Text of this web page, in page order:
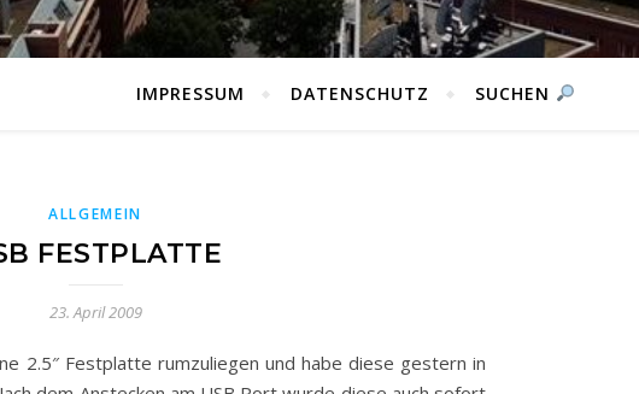
IMPRESSUM DATENSCHUTZ SUCHEN
ALLGEMEIN
FESTPLATTE
23. April 2009
2.5″ Festplatte rumzuliegen und habe diese gestern in